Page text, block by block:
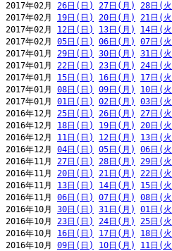
2017年02月 26日(日) 27日(月) 28日(
2017年02月 19日(日) 20日(月) 21日(
2017年02月 12日(日) 13日(月) 14日(
2017年02月 05日(日) 06日(月) 07日(
2017年01月 29日(日) 30日(月) 31日(
2017年01月 22日(日) 23日(月) 24日(
2017年01月 15日(日) 16日(月) 17日(
2017年01月 08日(日) 09日(月) 10日(
2017年01月 01日(日) 02日(月) 03日(
2016年12月 25日(日) 26日(月) 27日(
2016年12月 18日(日) 19日(月) 20日(
2016年12月 11日(日) 12日(月) 13日(
2016年12月 04日(日) 05日(月) 06日(
2016年11月 27日(日) 28日(月) 29日(
2016年11月 20日(日) 21日(月) 22日(
2016年11月 13日(日) 14日(月) 15日(
2016年11月 06日(日) 07日(月) 08日(
2016年10月 30日(日) 31日(月) 01日(
2016年10月 23日(日) 24日(月) 25日(
2016年10月 16日(日) 17日(月) 18日(
2016年10月 09日(日) 10日(月) 11日(